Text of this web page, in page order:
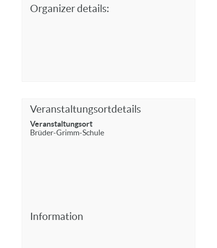
Organizer details:
Veranstaltungsortdetails
Veranstaltungsort
Brüder-Grimm-Schule
Information